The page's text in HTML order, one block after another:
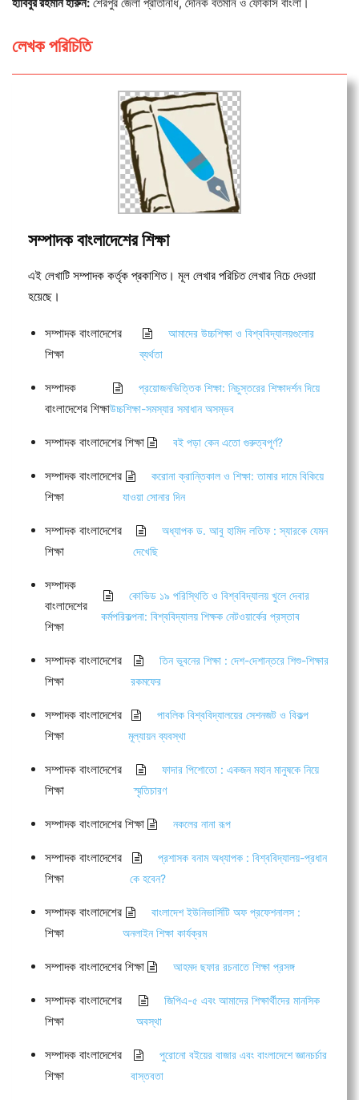
লেখক পরিচিতি
সম্পাদক বাংলাদেশের শিক্ষা
এই লেখাটি সম্পাদক কর্তৃক প্রকাশিত। মূল লেখার পরিচিত লেখার নিচে দেওয়া
হয়েছে।
সম্পাদক বাংলাদেশের
শিক্ষা
আমাদের উচ্চশিক্ষা ও বিশ্ববিদ্যালয়গুলোর
ব্যর্থতা
সম্পাদক
বাংলাদেশের শিক্ষা
প্রয়োজনভিত্তিক শিক্ষা: নিচুস্তরের শিক্ষাদর্শন দিয়ে
উচ্চশিক্ষা-সমস্যার সমাধান অসম্ভব
সম্পাদক বাংলাদেশের শিক্ষা বই পড়া কেন এতো গুরুত্বপূর্ণ?
সম্পাদক বাংলাদেশের
শিক্ষা
করোনা ক্রান্তিকাল ও শিক্ষা: তামার দামে বিকিয়ে
যাওয়া সোনার দিন
সম্পাদক বাংলাদেশের
শিক্ষা
অধ্যাপক ড. আবু হামিদ লতিফ : স্যারকে যেমন
দেখেছি
সম্পাদক
বাংলাদেশের
শিক্ষা
কোভিড ১৯ পরিস্থিতি ও বিশ্ববিদ্যালয় খুলে দেবার
কর্মপরিকল্পনা: বিশ্ববিদ্যালয় শিক্ষক নেটওয়ার্কের প্রস্তাব
সম্পাদক বাংলাদেশের
শিক্ষা
তিন ভুবনের শিক্ষা : দেশ-দেশান্তরে শিশু-শিক্ষার
রকমফের
সম্পাদক বাংলাদেশের
শিক্ষা
পাবলিক বিশ্ববিদ্যালয়ের সেশনজট ও বিকল্প
মূল্যায়ন ব্যবস্থা
সম্পাদক বাংলাদেশের
শিক্ষা
ফাদার পিশোতো : একজন মহান মানুষকে নিয়ে
স্মৃতিচারণ
সম্পাদক বাংলাদেশের শিক্ষা নকলের নানা রূপ
সম্পাদক বাংলাদেশের
শিক্ষা
প্রশাসক বনাম অধ্যাপক : বিশ্ববিদ্যালয়-প্রধান
কে হবেন?
সম্পাদক বাংলাদেশের
শিক্ষা
বাংলাদেশ ইউনিভার্সিটি অফ প্রফেশনালস :
অনলাইন শিক্ষা কার্যক্রম
সম্পাদক বাংলাদেশের শিক্ষা আহমদ ছফার রচনাতে শিক্ষা প্রসঙ্গ
সম্পাদক বাংলাদেশের
শিক্ষা
জিপিএ-৫ এবং আমাদের শিক্ষার্থীদের মানসিক
অবস্থা
সম্পাদক বাংলাদেশের
শিক্ষা
পুরোনো বইয়ের বাজার এবং বাংলাদেশে জ্ঞানচর্চার
বাস্তবতা